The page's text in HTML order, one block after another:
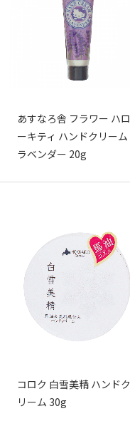
あすなろ舎 フラワー ハロ
ーキティ ハンドクリーム
ラベンダー 20g
コロク 白雪美精 ハンドク
リーム 30g